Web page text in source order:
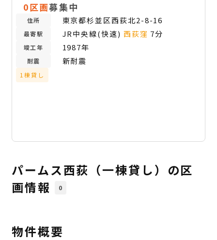
0区画募集中
住所 東京都杉並区西荻北2-8-16
最寄駅 JR中央線(快速) 西荻窪 7分
竣工年 1987年
耐震 新耐震
1棟貸し
パームス西荻（一棟貸し）の区
画情報
0
物件概要